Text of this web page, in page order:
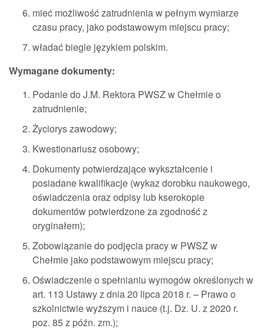
mieć możliwość zatrudnienia w pełnym wymiarze
czasu pracy, jako podstawowym miejscu pracy;
władać biegle językiem polskim.
Wymagane dokumenty:
Podanie do J.M. Rektora PWSZ w Chełmie o
zatrudnienie;
Życiorys zawodowy;
Kwestionariusz osobowy;
Dokumenty potwierdzające wykształcenie i
posiadane kwalifikacje (wykaz dorobku naukowego,
oświadczenia oraz odpisy lub kserokopie
dokumentów potwierdzone za zgodność z
oryginałem);
Zobowiązanie do podjęcia pracy w PWSZ w
Chełmie jako podstawowym miejscu pracy;
Oświadczenie o spełnianiu wymogów określonych w
art. 113 Ustawy z dnia 20 lipca 2018 r. – Prawo o
szkolnictwie wyższym i nauce (t.j. Dz. U. z 2020 r.
poz. 85 z późn. zm.);